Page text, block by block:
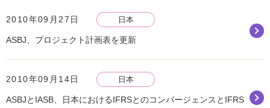
2010年09月27日 日本
ASBJ、プロジェクト計画表を更新
2010年09月14日 日本
ASBJとIASB、日本におけるIFRSとのコンバージェンスとIFRS